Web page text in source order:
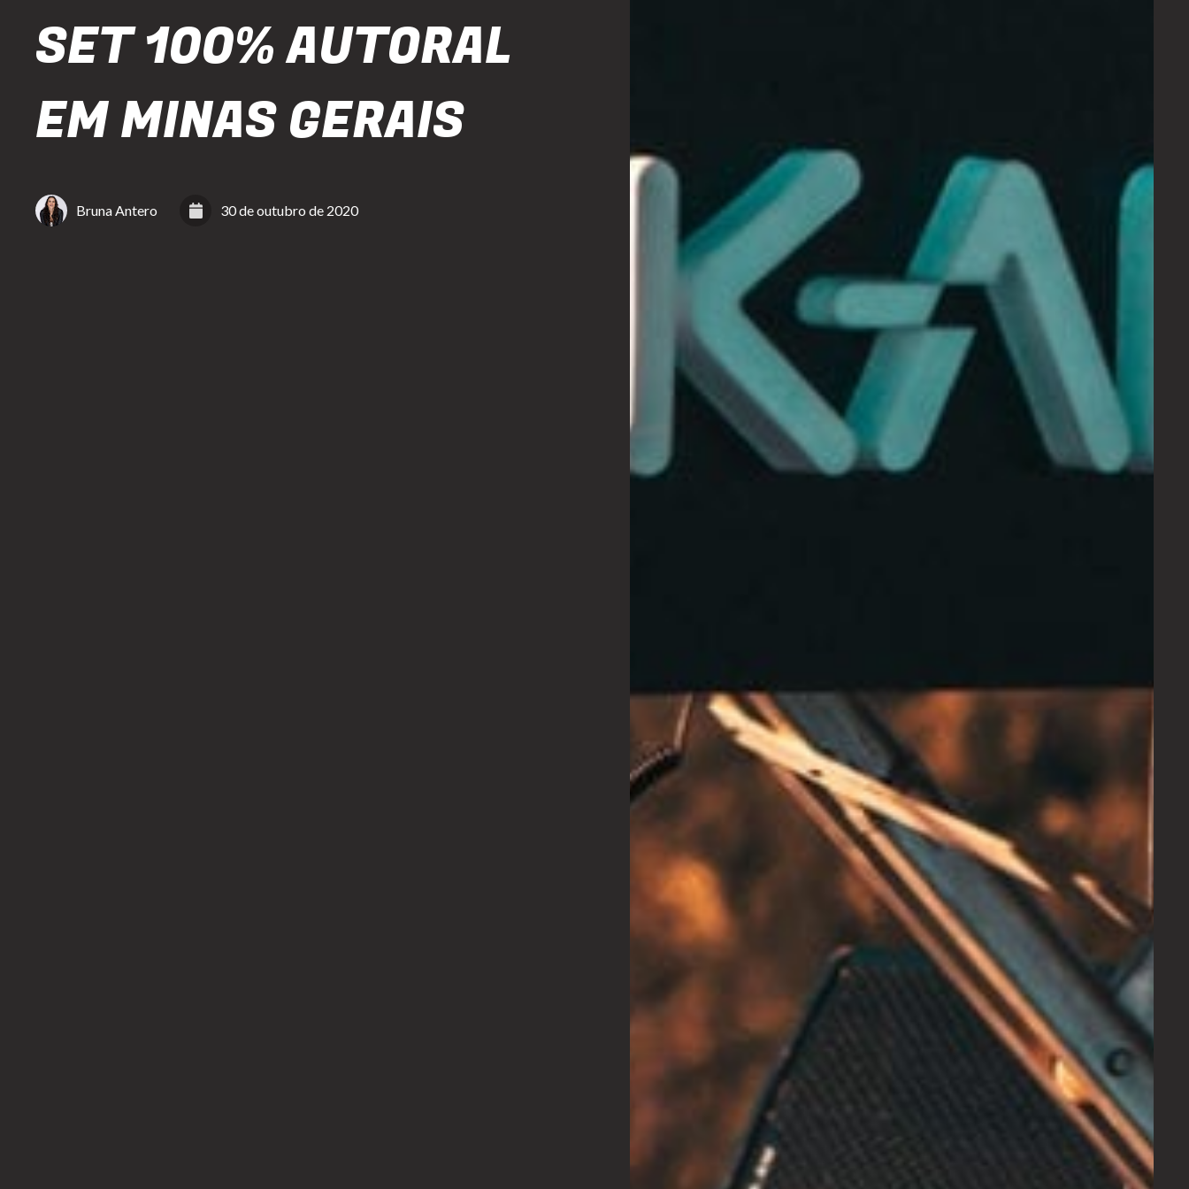
SET 100% AUTORAL
EM MINAS GERAIS
Bruna Antero 30 de outubro de 2020